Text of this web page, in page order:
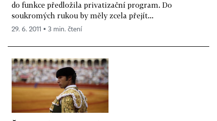
do funkce předložila privatizační program. Do
soukromých rukou by měly zcela přejít...
29. 6. 2011 ▪ 3 min. čtení